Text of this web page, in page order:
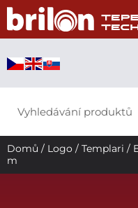
Přeskočit
obsah
Domů / Logo / Templari /
m